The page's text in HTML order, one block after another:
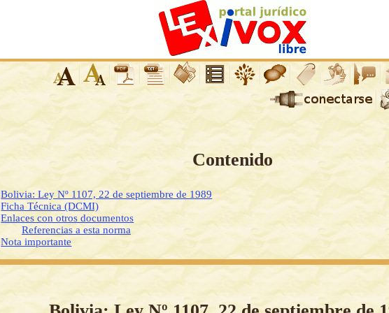
Contenido
Bolivia: Ley Nº 1107, 22 de septiembre de 1989
Ficha Técnica (DCMI)
Enlaces con otros documentos
Referencias a esta norma
Nota importante